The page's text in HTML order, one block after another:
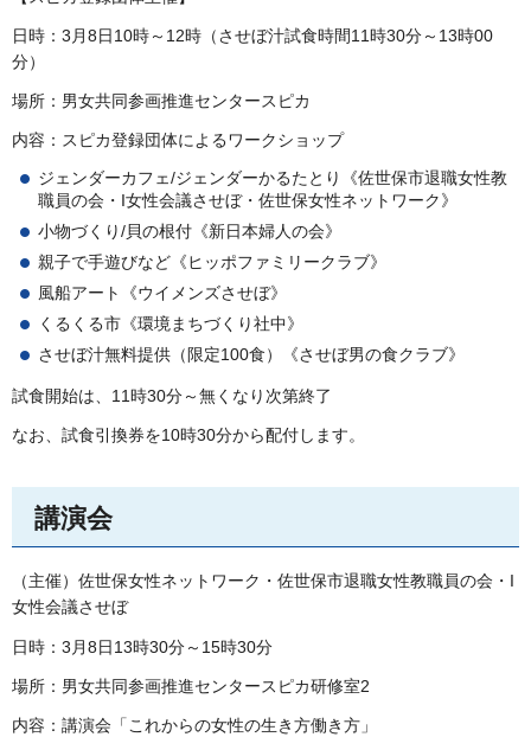
日時：3月8日10時～12時（させぼ汁試食時間11時30分～13時00
分）
場所：男女共同参画推進センタースピカ
内容：スピカ登録団体によるワークショップ
ジェンダーカフェ/ジェンダーかるたとり《佐世保市退職女性教
職員の会・I女性会議させぼ・佐世保女性ネットワーク》
小物づくり/貝の根付《新日本婦人の会》
親子で手遊びなど《ヒッポファミリークラブ》
風船アート《ウイメンズさせぼ》
くるくる市《環境まちづくり社中》
させぼ汁無料提供（限定100食）《させぼ男の食クラブ》
試食開始は、11時30分～無くなり次第終了
なお、試食引換券を10時30分から配付します。
講演会
（主催）佐世保女性ネットワーク・佐世保市退職女性教職員の会・I
女性会議させぼ
日時：3月8日13時30分～15時30分
場所：男女共同参画推進センタースピカ研修室2
内容：講演会「これからの女性の生き方働き方」